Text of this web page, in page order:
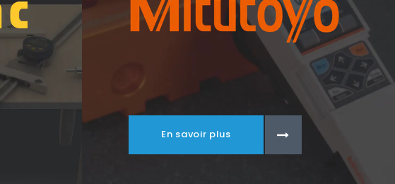
En savoir plus